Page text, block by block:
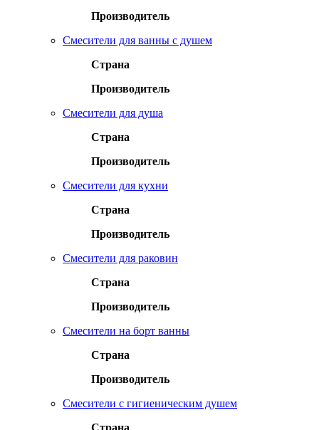
Производитель
Смесители для ванны с душем
Страна
Производитель
Смесители для душа
Страна
Производитель
Смесители для кухни
Страна
Производитель
Смесители для раковин
Страна
Производитель
Смесители на борт ванны
Страна
Производитель
Смесители с гигиеническим душем
Страна